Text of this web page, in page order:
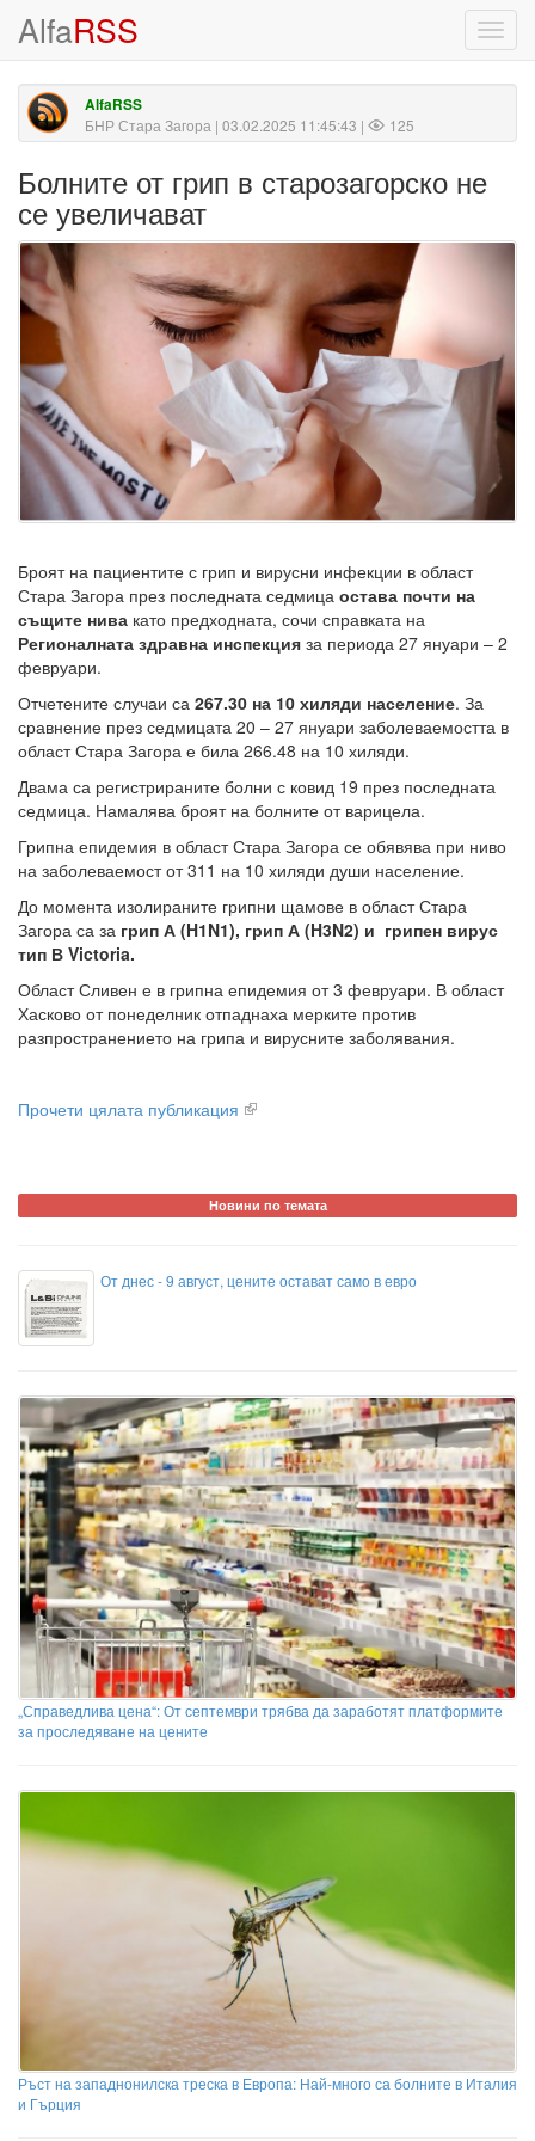
AlfaRSS
AlfaRSS
БНР Стара Загора | 03.02.2025 11:45:43 | 125
Болните от грип в старозагорско не
се увеличават
Броят на пациентите с грип и вирусни инфекции в област
Стара Загора през последната седмица остава почти на
същите нива като предходната, сочи справката на
Регионалната здравна инспекция за периода 27 януари – 2
февруари.
Отчетените случаи са 267.30 на 10 хиляди население. За
сравнение през седмицата 20 – 27 януари заболеваемостта в
област Стара Загора е била 266.48 на 10 хиляди.
Двама са регистрираните болни с ковид 19 през последната
седмица. Намалява броят на болните от варицела.
Грипна епидемия в област Стара Загора се обявява при ниво
на заболеваемост от 311 на 10 хиляди души население.
До момента изолираните грипни щамове в област Стара
Загора са за грип А (H1N1), грип А (H3N2) и грипен вирус
тип В Victoria.
Област Сливен е в грипна епидемия от 3 февруари. В област
Хасково от понеделник отпаднаха мерките против
разпространението на грипа и вирусните заболявания.
Прочети цялата публикация
Новини по темата
От днес - 9 август, цените остават само в евро
„Справедлива цена“: От септември трябва да заработят платформите
за проследяване на цените
Ръст на западнонилска треска в Европа: Най-много са болните в Италия
и Гърция